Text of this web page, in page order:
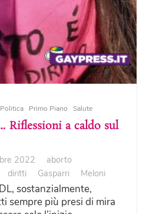
Politica Primo Piano Salute
Riflessioni a caldo sul
2022
aborto
diritti Gasparri Meloni
sostanzialmente,
sempre più presi di mira